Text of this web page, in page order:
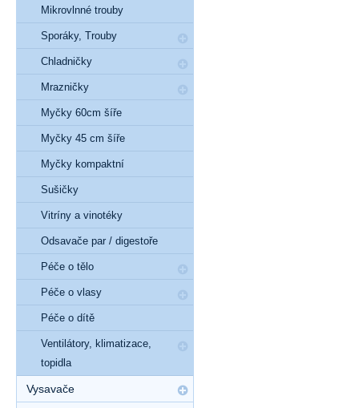
Mikrovlnné trouby
Sporáky, Trouby
Chladničky
Mrazničky
Myčky 60cm šíře
Myčky 45 cm šíře
Myčky kompaktní
Sušičky
Vitríny a vinotéky
Odsavače par / digestoře
Péče o tělo
Péče o vlasy
Péče o dítě
Ventilátory, klimatizace,
topidla
Vysavače